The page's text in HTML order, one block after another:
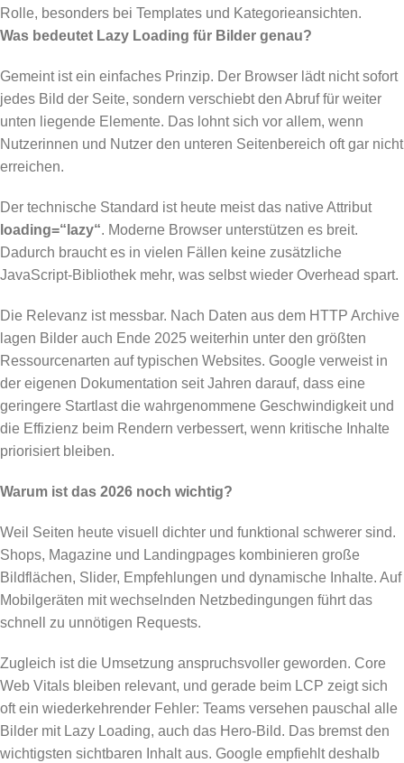
Rolle, besonders bei Templates und Kategorieansichten.
Was bedeutet Lazy Loading für Bilder genau?
Gemeint ist ein einfaches Prinzip. Der Browser lädt nicht sofort
jedes Bild der Seite, sondern verschiebt den Abruf für weiter
unten liegende Elemente. Das lohnt sich vor allem, wenn
Nutzerinnen und Nutzer den unteren Seitenbereich oft gar nicht
erreichen.
Der technische Standard ist heute meist das native Attribut
loading=“lazy“. Moderne Browser unterstützen es breit.
Dadurch braucht es in vielen Fällen keine zusätzliche
JavaScript-Bibliothek mehr, was selbst wieder Overhead spart.
Die Relevanz ist messbar. Nach Daten aus dem HTTP Archive
lagen Bilder auch Ende 2025 weiterhin unter den größten
Ressourcenarten auf typischen Websites. Google verweist in
der eigenen Dokumentation seit Jahren darauf, dass eine
geringere Startlast die wahrgenommene Geschwindigkeit und
die Effizienz beim Rendern verbessert, wenn kritische Inhalte
priorisiert bleiben.
Warum ist das 2026 noch wichtig?
Weil Seiten heute visuell dichter und funktional schwerer sind.
Shops, Magazine und Landingpages kombinieren große
Bildflächen, Slider, Empfehlungen und dynamische Inhalte. Auf
Mobilgeräten mit wechselnden Netzbedingungen führt das
schnell zu unnötigen Requests.
Zugleich ist die Umsetzung anspruchsvoller geworden. Core
Web Vitals bleiben relevant, und gerade beim LCP zeigt sich
oft ein wiederkehrender Fehler: Teams versehen pauschal alle
Bilder mit Lazy Loading, auch das Hero-Bild. Das bremst den
wichtigsten sichtbaren Inhalt aus. Google empfiehlt deshalb